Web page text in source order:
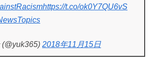
https://t.co/ok0Y7QU6vS
2018年11月15日